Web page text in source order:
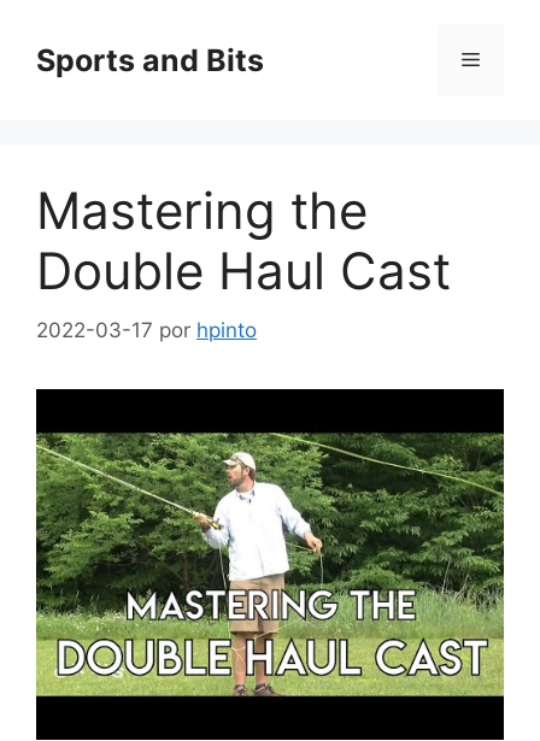
contenido
Sports and Bits Menú
Mastering the
Double Haul Cast
2022-03-17 por hpinto